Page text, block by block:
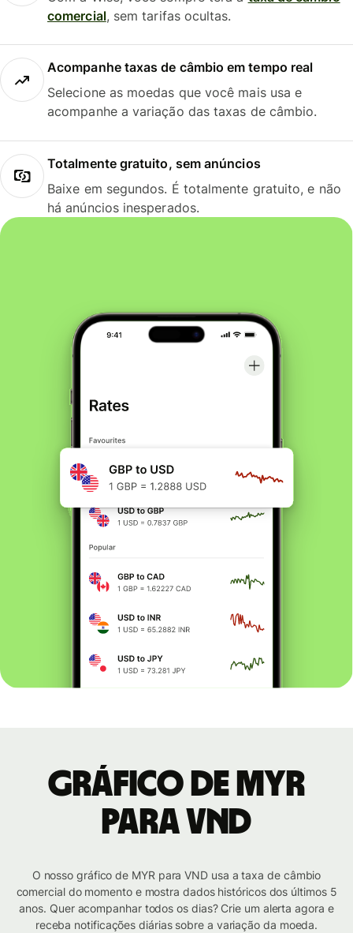
comercial, sem tarifas ocultas.
Acompanhe taxas de câmbio em tempo real
Selecione as moedas que você mais usa e
acompanhe a variação das taxas de câmbio.
Totalmente gratuito, sem anúncios
Baixe em segundos. É totalmente gratuito, e não
há anúncios inesperados.
Gráfico de MYR
para VND
O nosso gráfico de MYR para VND usa a taxa de câmbio
comercial do momento e mostra dados históricos dos últimos 5
anos. Quer acompanhar todos os dias? Crie um alerta agora e
receba notificações diárias sobre a variação da moeda.